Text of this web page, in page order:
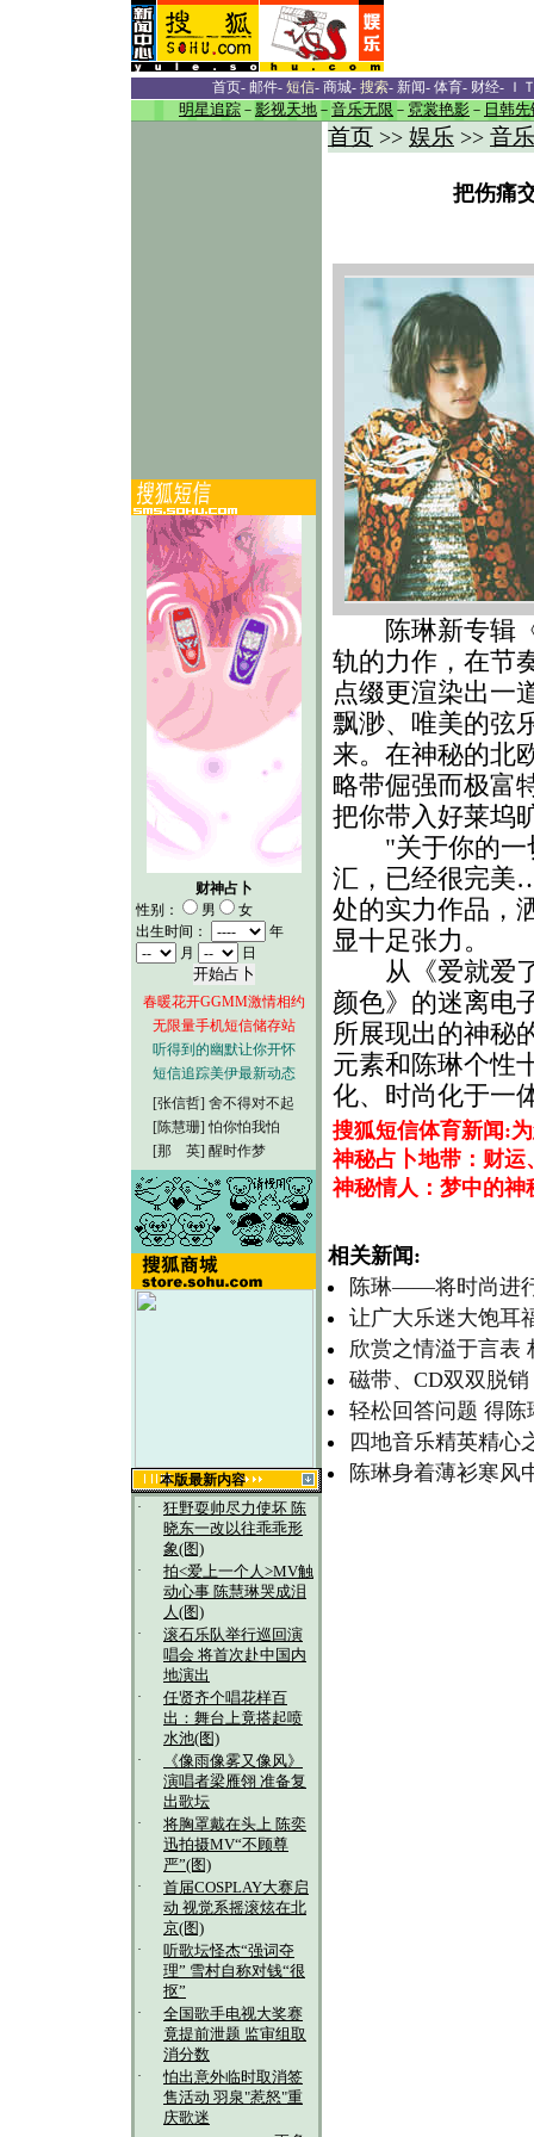
首页- 邮件- 短信- 商城- 搜索- 新闻- 体育- 财经- Ｉ
明星追踪 － 影视天地 － 音乐无限 － 霓裳艳影 － 日韩先
财神占卜
性别：
男
女
出生时间：
年
月
日
春暖花开GGMM激情相约
无限量手机短信储存站
听得到的幽默让你开怀
短信追踪美伊最新动态
[张信哲] 舍不得对不起
[陈慧珊] 怕你怕我怕
[那 英] 醒时作梦
本版最新内容
·
狂野耍帅尽力使坏 陈
晓东一改以往乖乖形
象(图)
·
拍<爱上一个人>MV触
动心事 陈慧琳哭成泪
人(图)
·
滚石乐队举行巡回演
唱会 将首次赴中国内
地演出
·
任贤齐个唱花样百
出：舞台上竟搭起喷
水池(图)
·
《像雨像雾又像风》
演唱者梁雁翎 准备复
出歌坛
·
将胸罩戴在头上 陈奕
迅拍摄MV“不顾尊
严”(图)
·
首届COSPLAY大赛启
动 视觉系摇滚炫在北
京(图)
·
听歌坛怪杰“强词夺
理” 雪村自称对钱“很
抠”
·
全国歌手电视大奖赛
竟提前泄题 监审组取
消分数
·
怕出意外临时取消签
售活动 羽泉"惹怒"重
庆歌迷
首页 >> 娱乐 >> 音
把伤痛
陈琳新专辑《
轨的力作，在节
点缀更渲染出一
飘渺、唯美的弦
来。在神秘的北
略带倔强而极富
把你带入好莱坞
"关于你的一切
汇，已经很完美
处的实力作品，
显十足张力。
从《爱就爱了
颜色》的迷离电
所展现出的神秘
元素和陈琳个性
化、时尚化于一
搜狐短信体育新闻:
神秘占卜地带：财运
神秘情人：梦中的
相关新闻:
陈琳——将时尚进
让广大乐迷大饱耳
欣赏之情溢于言表
磁带、CD双双脱
轻松回答问题 得
四地音乐精英精心
陈琳身着薄衫寒风